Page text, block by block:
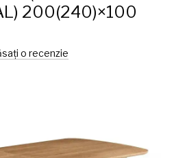
200(240)×100
o recenzie